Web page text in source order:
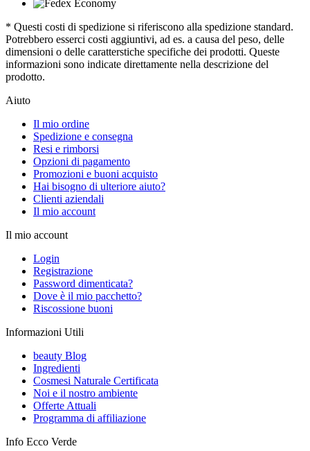
* Questi costi di spedizione si riferiscono alla spedizione standard.
Potrebbero esserci costi aggiuntivi, ad es. a causa del peso, delle
dimensioni o delle caratterstiche specifiche dei prodotti. Queste
informazioni sono indicate direttamente nella descrizione del
prodotto.
Aiuto
Il mio ordine
Spedizione e consegna
Resi e rimborsi
Opzioni di pagamento
Promozioni e buoni acquisto
Hai bisogno di ulteriore aiuto?
Clienti aziendali
Il mio account
Il mio account
Login
Registrazione
Password dimenticata?
Dove è il mio pacchetto?
Riscossione buoni
Informazioni Utili
beauty Blog
Ingredienti
Cosmesi Naturale Certificata
Noi e il nostro ambiente
Offerte Attuali
Programma di affiliazione
Info Ecco Verde